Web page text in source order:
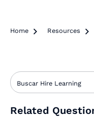
Home  Resources 
Related